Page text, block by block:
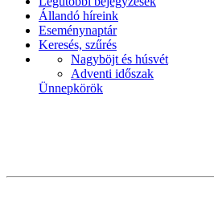
Állandó híreink
Eseménynaptár
Keresés, szűrés
Nagyböjt és húsvét
Adventi időszak
Ünnepkörök